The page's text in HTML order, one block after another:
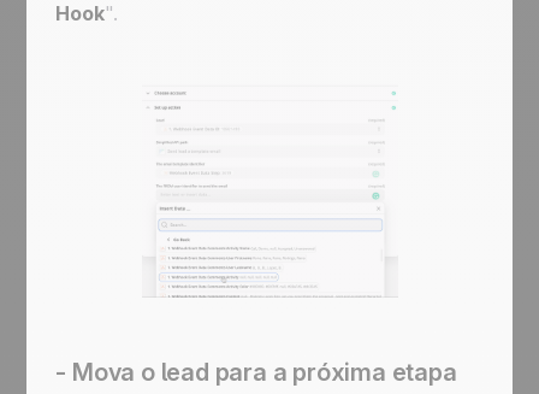
Hook".
- Mova o lead para a próxima etapa